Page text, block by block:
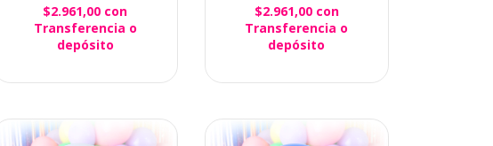
$2.961,00 con
Transferencia o
depósito
$2.961,00 con
Transferencia o
depósito